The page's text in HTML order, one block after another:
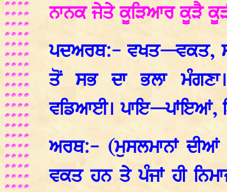
ਨਾਨਕ ਜੇਤੇ ਕੂੜਿਆਰ ਕੂੜੈ
ਪਦਅਰਥ:- ਵਖਤ—ਵਕਤ,
ਤੋਂ ਸਭ ਦਾ ਭਲਾ
ਵਡਿਆਈ। ਪਾਇ—ਪਾਂਇਆਂ,
ਅਰਥ:- (ਮੁਸਲਮਾਨਾਂ ਦੀਆਂ
ਵਕਤ ਹਨ ਤੇ ਪੰਜਾਂ ਹੀ